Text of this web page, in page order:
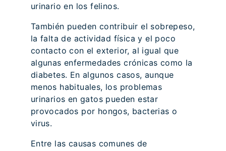
urinario en los felinos.
También pueden contribuir el sobrepeso,
la falta de actividad física y el poco
contacto con el exterior, al igual que
algunas enfermedades crónicas como la
diabetes. En algunos casos, aunque
menos habituales, los problemas
urinarios en gatos pueden estar
provocados por hongos, bacterias o
virus.
Entre las causas comunes de